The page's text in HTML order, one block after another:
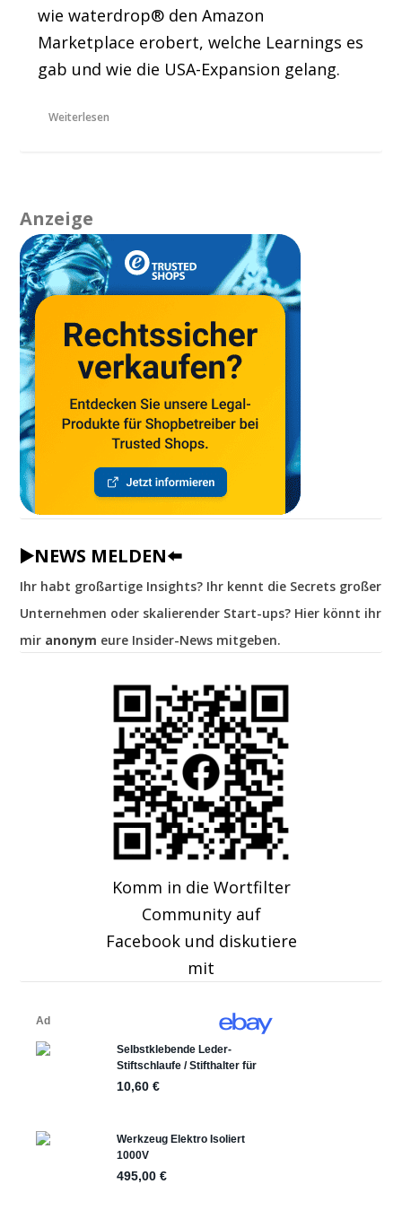
wie waterdrop® den Amazon
Marketplace erobert, welche Learnings es
gab und wie die USA-Expansion gelang.
Weiterlesen
Anzeige
▶️NEWS MELDEN⬅️
Ihr habt großartige Insights? Ihr kennt die Secrets großer
Unternehmen oder skalierender Start-ups? Hier könnt ihr
mir anonym eure Insider-News mitgeben.
Komm in die Wortfilter
Community auf
Facebook und diskutiere
mit